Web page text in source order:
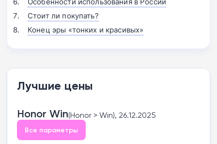
Стоит ли покупать?
Конец эры «тонких и красивых»
Лучшие цены
Honor Win(Honor > Win), 26.12.2025
Все параметры